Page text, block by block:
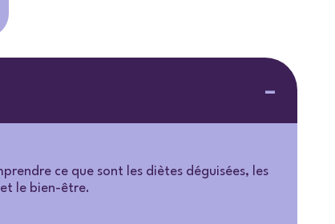
ce que sont les diètes déguisées, les
le bien-être.